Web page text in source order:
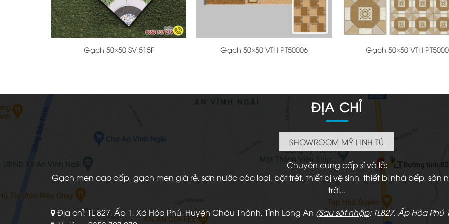
+
Gạch 50×50 SV 515F Gạch 50×50 VTH PT50006
+
Gạch 50×50 VTH
ĐỊA CHỈ
SHOWROOM MỸ LINH TÚ
Chuyên cung cấp sỉ và lẻ:
Gạch men cao cấp, gạch men giá rẻ, sơn nước các loại, bột trét, thiết bị vệ sinh, thiết bị nhà bếp,
trời...
Địa chỉ: TL 827, Ấp 1, Xã Hòa Phú, Huyện Châu Thành, Tỉnh Long An (Sau sát nhập: TL827, Ấp Hòa Phú